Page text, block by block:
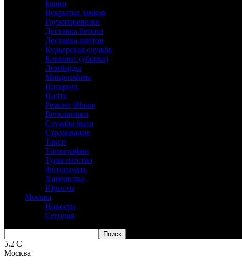
Банки
Вскрытие замков
Грузоперевозки
Доставка бетона
Доставка цветов
Курьерская служба
Клининг (уборка)
Ломбарды
Микрозаймы
Нотариус
Почта
Ремонт iPhone
Ветклиники
Службы быта
Страхование
Такси
Типографии
Турагентство
Фотопечать
Химчистка
Юристы
Москва
Новости
Сегодня
5.2 C
Москва